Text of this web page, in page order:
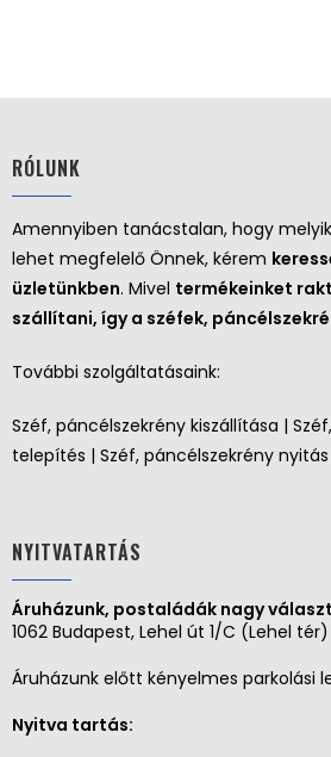
RÓLUNK
Amennyiben tanácstalan, hogy
lehet megfelelő Önnek, kérem
üzletünkben. Mivel termékeinket
szállítani, így a széfek,
További szolgáltatásaink:
Széf, páncélszekrény kiszállítása |
telepítés | Széf, páncélszekrény nyitás
NYITVATARTÁS
Áruházunk, postaládák nagy
1062 Budapest, Lehel út 1/C (Lehel tér)
Áruházunk előtt kényelmes parkolási
Nyitva tartás: